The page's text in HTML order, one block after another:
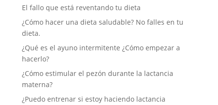
El fallo que está reventando tu dieta
¿Cómo hacer una dieta saludable? No falles en tu
dieta.
¿Qué es el ayuno intermitente ¿Cómo empezar a
hacerlo?
¿Cómo estimular el pezón durante la lactancia
materna?
¿Puedo entrenar si estoy haciendo lactancia